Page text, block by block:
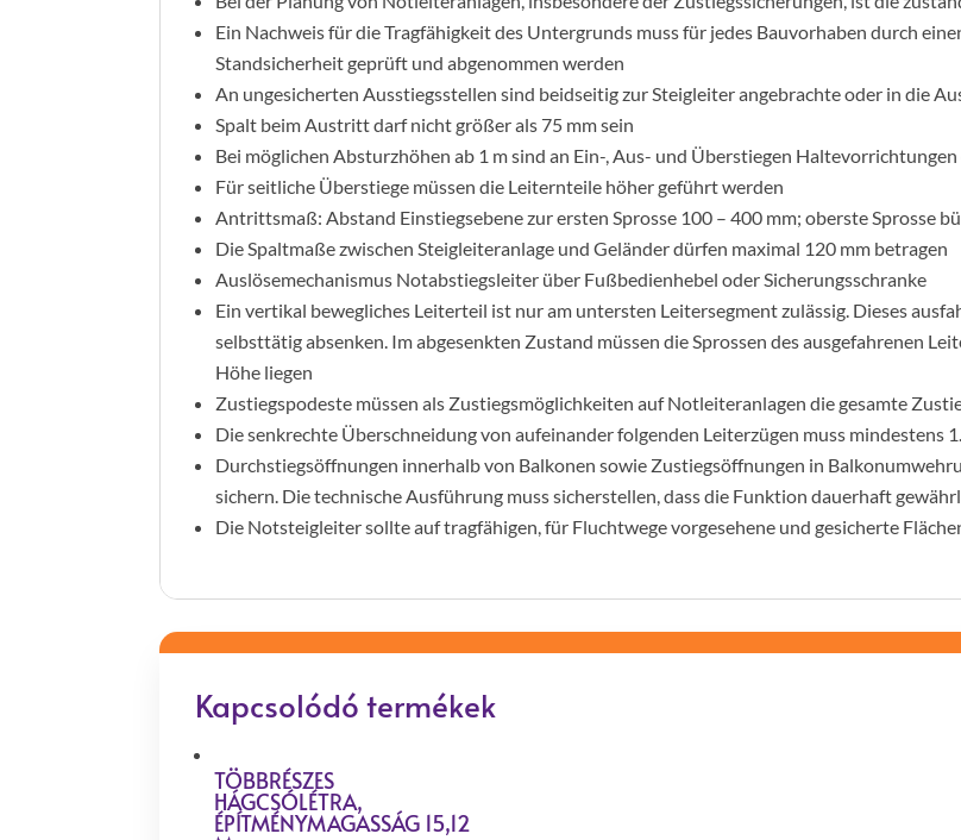
Ein Nachweis für die Tragfähigkeit des Untergrunds muss für jedes Bauvorhaben durch
Standsicherheit geprüft und abgenommen werden
An ungesicherten Ausstiegsstellen sind beidseitig zur Steigleiter angebrachte oder in die
Spalt beim Austritt darf nicht größer als 75 mm sein
Bei möglichen Absturzhöhen ab 1 m sind an Ein-, Aus- und Überstiegen Haltevorrichtungen
Für seitliche Überstiege müssen die Leiternteile höher geführt werden
Antrittsmaß: Abstand Einstiegsebene zur ersten Sprosse 100 – 400 mm; oberste Sprosse
Die Spaltmaße zwischen Steigleiteranlage und Geländer dürfen maximal 120 mm betragen
Auslösemechanismus Notabstiegsleiter über Fußbedienhebel oder Sicherungsschranke
Ein vertikal bewegliches Leiterteil ist nur am untersten Leitersegment zulässig. Dieses
selbsttätig absenken. Im abgesenkten Zustand müssen die Sprossen des ausgefahrenen
Höhe liegen
Zustiegspodeste müssen als Zustiegsmöglichkeiten auf Notleiteranlagen die gesamte
Die senkrechte Überschneidung von aufeinander folgenden Leiterzügen muss mindestens
Durchstiegsöffnungen innerhalb von Balkonen sowie Zustiegsöffnungen in
sichern. Die technische Ausführung muss sicherstellen, dass die Funktion dauerhaft
Die Notsteigleiter sollte auf tragfähigen, für Fluchtwege vorgesehene und gesicherte
Kapcsolódó termékek
TÖBBRÉSZES
HÁGCSÓLÉTRA,
ÉPÍTMÉNYMAGASSÁG 15,12